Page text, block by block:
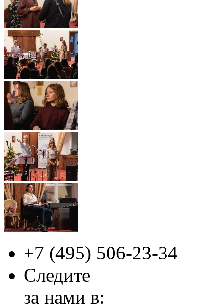
+7 (495) 506-23-34
Следите
за нами в: